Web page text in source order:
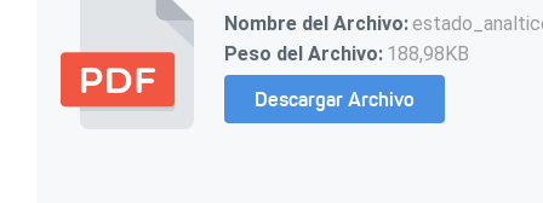
Nombre del Archivo:
Peso del Archivo: 188,98KB
Descargar Archivo